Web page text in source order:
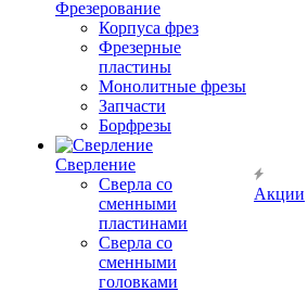
Фрезерование
Корпуса фрез
Фрезерные
пластины
Монолитные фрезы
Запчасти
Борфрезы
Сверление
Сверла со
сменными
пластинами
Сверла со
сменными
головками
Акции